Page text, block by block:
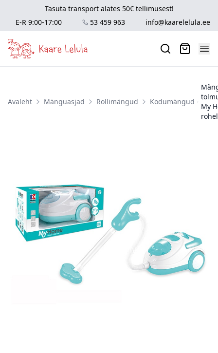
Tasuta transport alates 50€ tellimusest!
E-R 9:00-17:00
53 459 963 info@kaarelelula.ee
Avaleht Mänguasjad Rollimängud Kodumängud
My